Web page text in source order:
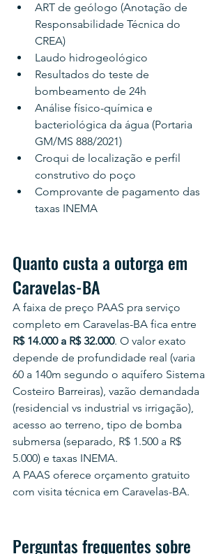
ART de geólogo (Anotação de
Responsabilidade Técnica do
CREA)
Laudo hidrogeológico
Resultados do teste de
bombeamento de 24h
Análise físico-química e
bacteriológica da água (Portaria
GM/MS 888/2021)
Croqui de localização e perfil
construtivo do poço
Comprovante de pagamento das
taxas INEMA
Quanto custa a outorga em
Caravelas-BA
A faixa de preço PAAS pra serviço
completo em Caravelas-BA fica entre
R$ 14.000 a R$ 32.000. O valor exato
depende de profundidade real (varia
60 a 140m segundo o aquífero Sistema
Costeiro Barreiras), vazão demandada
(residencial vs industrial vs irrigação),
acesso ao terreno, tipo de bomba
submersa (separado, R$ 1.500 a R$
5.000) e taxas INEMA.
A PAAS oferece orçamento gratuito
com visita técnica em Caravelas-BA.
Perguntas frequentes sobre